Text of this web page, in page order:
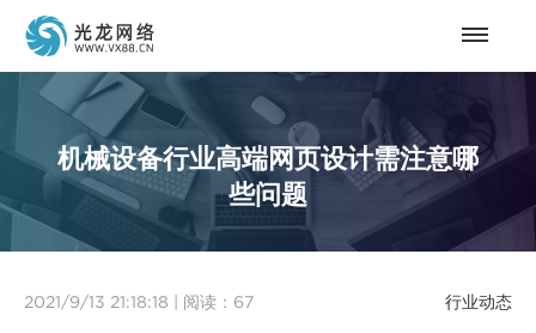
机械设备行业高端网页设计需注意哪
些问题
行业动态
2021/9/13 21:18:18 阅读： 67